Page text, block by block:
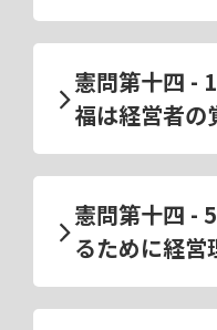
憲問第十四 -
福は経営者の
憲問第十四 -
るために経営